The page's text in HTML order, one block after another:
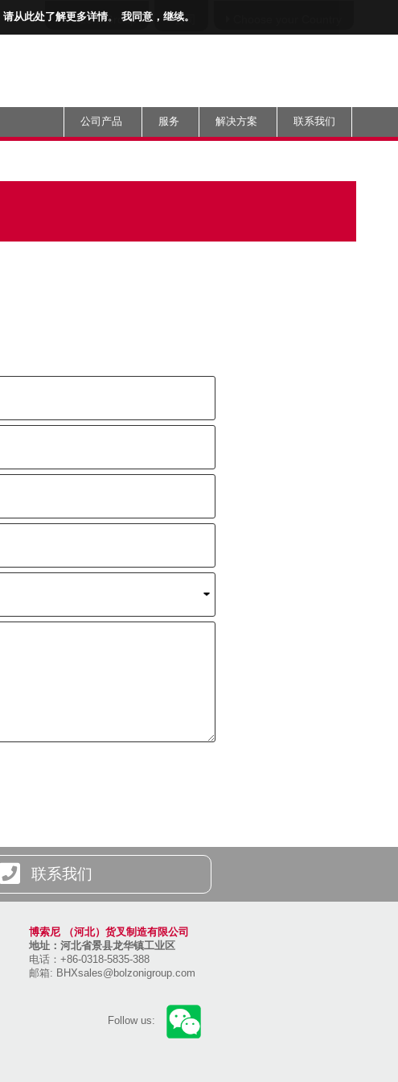
请从此处了解更多详情。 我同意，继续。
Bolzoni Group 公司
公司产品 服务 解决方案 联系我们
联系我们
博索尼 （河北）货叉制造有限公司
地址：河北省景县龙华镇工业区
电话：+86-0318-5835-388
邮箱: BHXsales@bolzonigroup.com
Follow us: